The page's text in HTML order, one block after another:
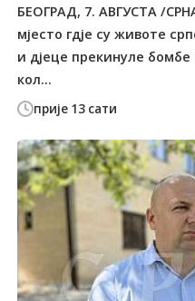
прије 13 сати
БЕОГРАД, 7. АВГУСТА /
мјесто гдје су животе
и дјеце прекинуле
кол...